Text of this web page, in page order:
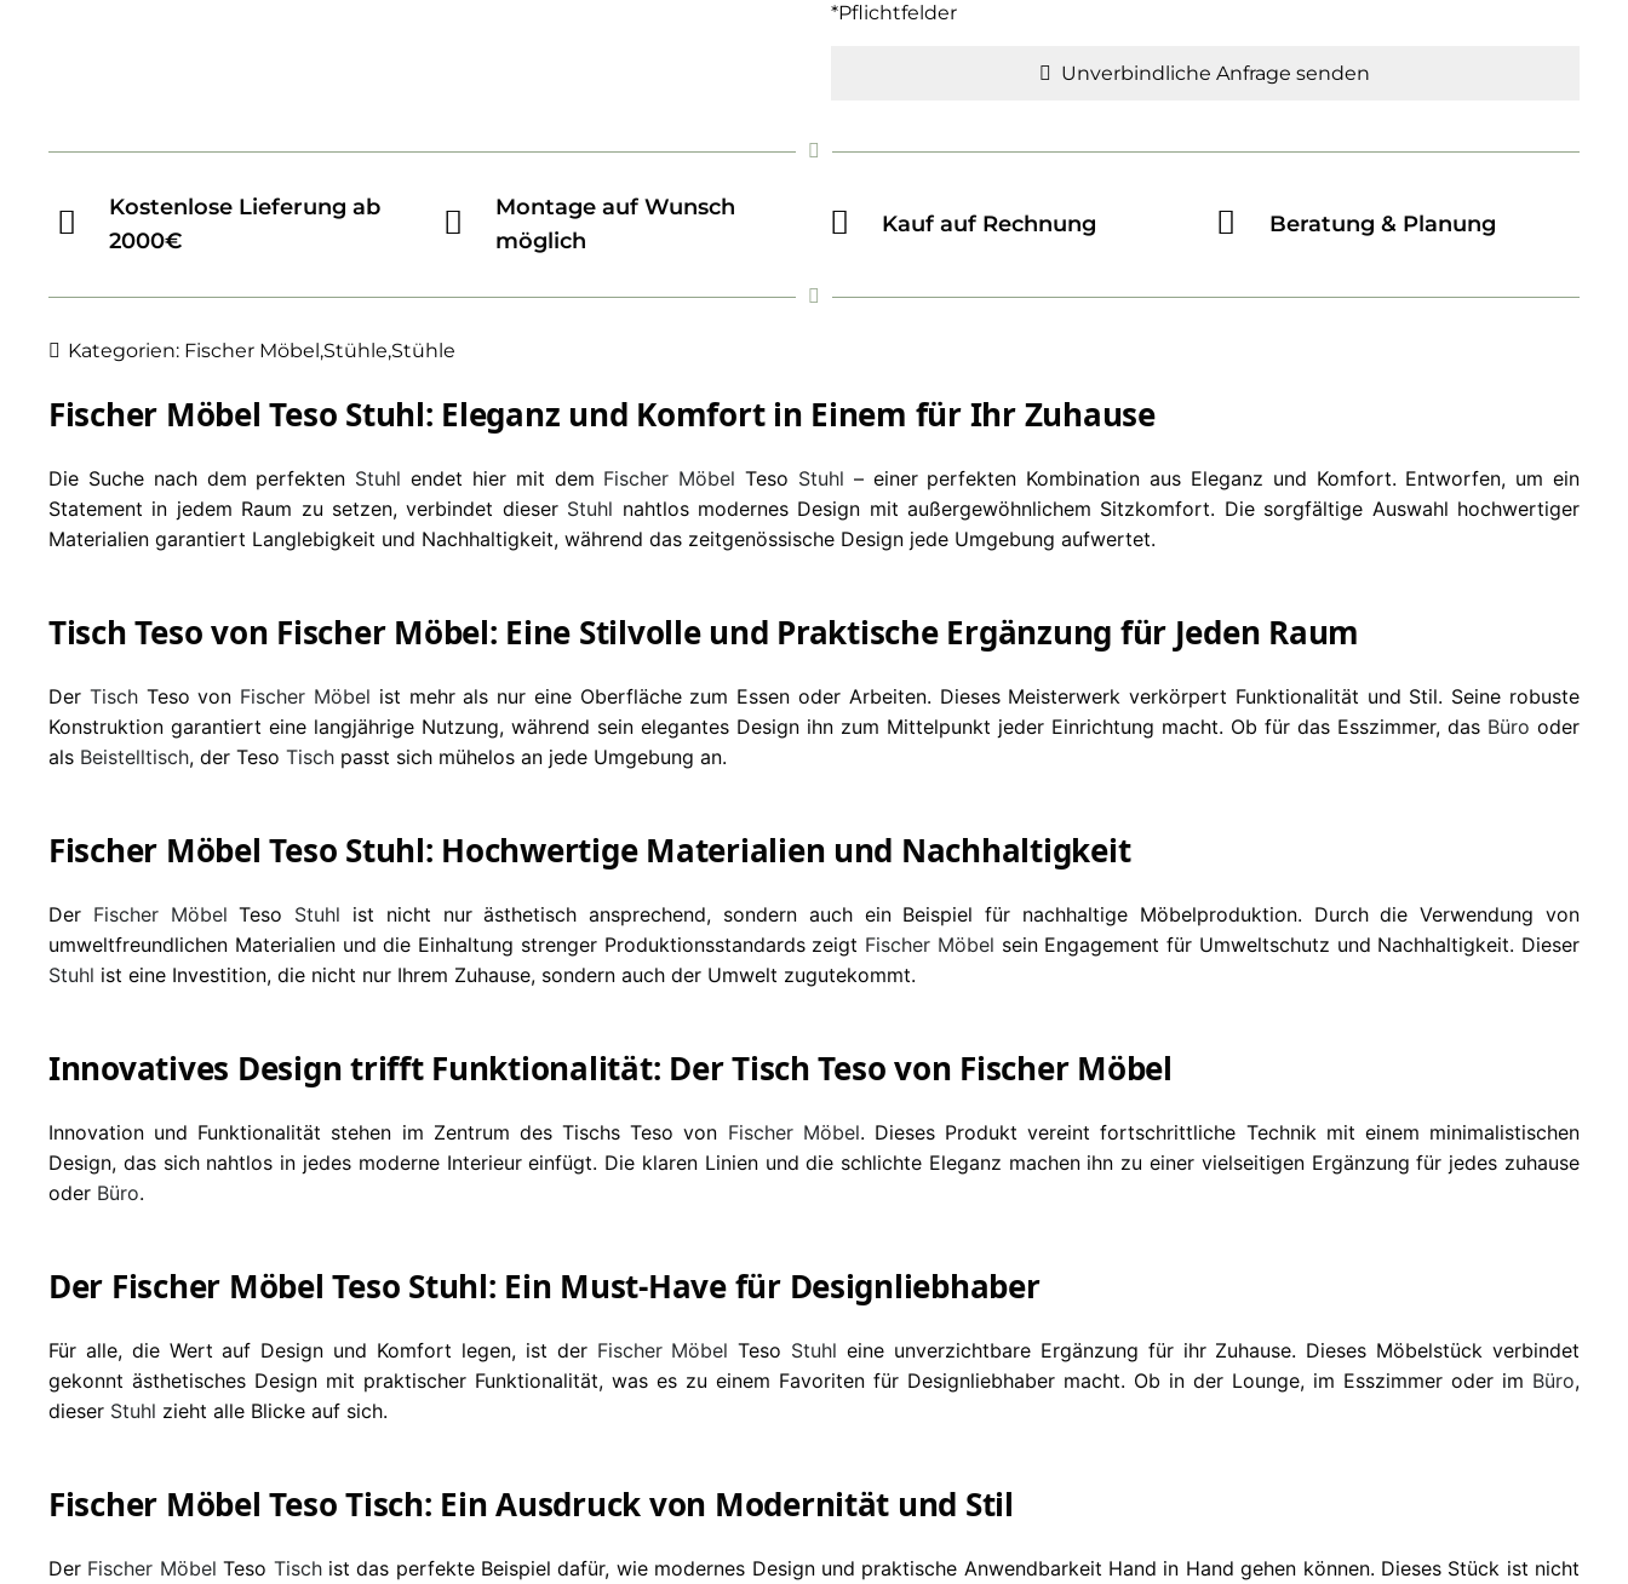
*Pflichtfelder
Unverbindliche Anfrage senden
Kostenlose Lieferung ab
2000€
Montage auf Wunsch
möglich
Kauf auf Rechnung Beratung & Planung
Kategorien: Fischer Möbel,Stühle,Stühle
Fischer Möbel Teso Stuhl: Eleganz und Komfort in Einem für Ihr Zuhause
Die Suche nach dem perfekten Stuhl endet hier mit dem Fischer Möbel Teso Stuhl – einer perfekten Kombination aus Eleganz und Komfort. Entworfen, um ein
Statement in jedem Raum zu setzen, verbindet dieser Stuhl nahtlos modernes Design mit außergewöhnlichem Sitzkomfort. Die sorgfältige Auswahl hochwertiger
Materialien garantiert Langlebigkeit und Nachhaltigkeit, während das zeitgenössische Design jede Umgebung aufwertet.
Tisch Teso von Fischer Möbel: Eine Stilvolle und Praktische Ergänzung für Jeden Raum
Der TischTeso von Fischer Möbel ist mehr als nur eine Oberfläche zum Essen oder Arbeiten. Dieses Meisterwerk verkörpert Funktionalität und Stil. Seine robuste
Konstruktion garantiert eine langjährige Nutzung, während sein elegantes Design ihn zum Mittelpunkt jeder Einrichtung macht. Ob für das Esszimmer, das Büro oder
als Beistelltisch, der Teso Tisch passt sich mühelos an jede Umgebung an.
Fischer Möbel Teso Stuhl: Hochwertige Materialien und Nachhaltigkeit
Der Fischer Möbel Teso Stuhl ist nicht nur ästhetisch ansprechend, sondern auch ein Beispiel für nachhaltige Möbelproduktion. Durch die Verwendung von
umweltfreundlichen Materialien und die Einhaltung strenger Produktionsstandards zeigt Fischer Möbel sein Engagement für Umweltschutz und Nachhaltigkeit. Dieser
Stuhl ist eine Investition, die nicht nur Ihrem Zuhause, sondern auch der Umwelt zugutekommt.
Innovatives Design trifft Funktionalität: Der Tisch Teso von Fischer Möbel
Innovation und Funktionalität stehen im Zentrum des Tischs Teso von Fischer Möbel. Dieses Produkt vereint fortschrittliche Technik mit einem minimalistischen
Design, das sich nahtlos in jedes moderne Interieur einfügt. Die klaren Linien und die schlichte Eleganz machen ihn zu einer vielseitigen Ergänzung für jedes zuhause
oder Büro.
Der Fischer Möbel Teso Stuhl: Ein Must-Have für Designliebhaber
Für alle, die Wert auf Design und Komfort legen, ist der Fischer Möbel Teso Stuhl eine unverzichtbare Ergänzung für ihr Zuhause. Dieses Möbelstück verbindet
gekonnt ästhetisches Design mit praktischer Funktionalität, was es zu einem Favoriten für Designliebhaber macht. Ob in der Lounge, im Esszimmer oder im Büro,
dieser Stuhl zieht alle Blicke auf sich.
Fischer Möbel Teso Tisch: Ein Ausdruck von Modernität und Stil
Der Fischer Möbel Teso Tischist das perfekte Beispiel dafür, wie modernes Design und praktische Anwendbarkeit Hand in Hand gehen können. Dieses Stück ist nicht